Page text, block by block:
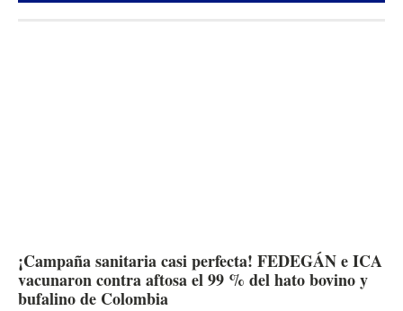
¡Campaña sanitaria casi perfecta! FEDEGÁN e ICA
vacunaron contra aftosa el 99 % del hato bovino y
bufalino de Colombia